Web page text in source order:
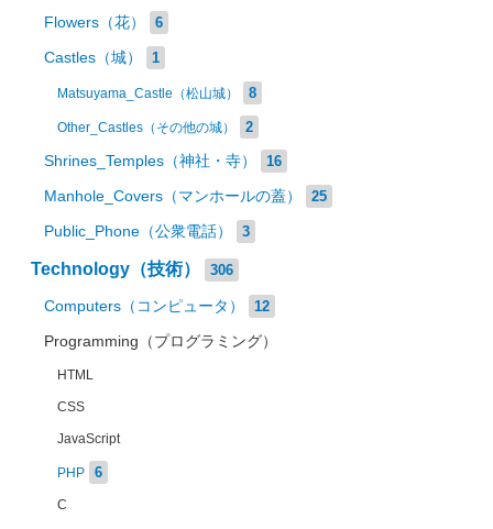
Flowers（花） 6
Castles（城） 1
Matsuyama_Castle（松山城） 8
Other_Castles（その他の城） 2
Shrines_Temples（神社・寺） 16
Manhole_Covers（マンホールの蓋） 25
Public_Phone（公衆電話） 3
Technology（技術） 306
Computers（コンピュータ） 12
Programming（プログラミング）
HTML
CSS
JavaScript
PHP 6
C